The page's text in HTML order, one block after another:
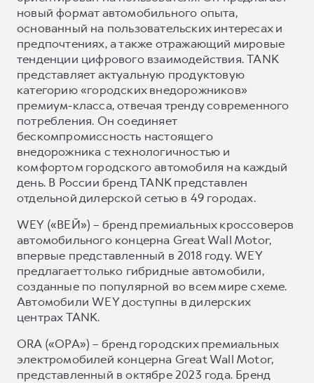
новый формат автомобильного опыта,
основанный на пользовательских интересах и
предпочтениях, а также отражающий мировые
тенденции цифрового взаимодействия. TANK
представляет актуальную продуктовую
категорию «городских внедорожников»
премиум-класса, отвечая тренду современного
потребления. Он соединяет
бескомпромиссность настоящего
внедорожника с технологичностью и
комфортом городского автомобиля на каждый
день. В России бренд TANK представлен
отдельной дилерской сетью в 49 городах.
WEY («ВЕЙ») – бренд премиальных кроссоверов
автомобильного концерна Great Wall Motor,
впервые представленный в 2018 году. WEY
предлагает только гибридные автомобили,
созданные по популярной во всем мире схеме.
Автомобили WEY доступны в дилерских
центрах TANK.
ORA («ОРА») – бренд городских премиальных
электромобилей концерна Great Wall Motor,
представленный в октябре 2023 года. Бренд